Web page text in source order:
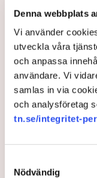
Denna webbplats
Vi använder
utveckla våra
och anpassa
användare. Vi
samlas in via
och analysföretag
tn.se/integritet-
Nödvändig
industriområde.
grunden gäller på
gränser.
–
Grimsås mosse,
maskiner,
ekonomiska
krävs att brottet